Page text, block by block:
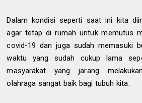
Dalam kondisi seperti saat ini kita
agar tetap di rumah untuk memutus
covid-19 dan juga sudah memasuki
waktu yang sudah cukup lama
masyarakat yang jarang
olahraga sangat baik bagi tubuh kita.